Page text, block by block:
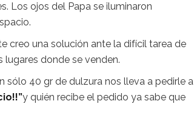
Los ojos del Papa se iluminaron
creo una solución ante la difícil tarea de
donde se venden.
sólo 40 gr de dulzura nos lleva a pedirle a
y quién recibe el pedido ya sabe que